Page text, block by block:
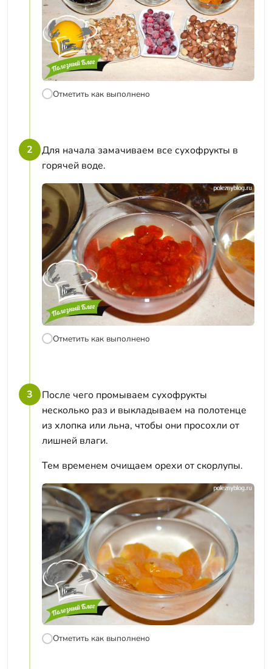
Отметить как выполнено
2
Для начала замачиваем все сухофрукты в
горячей воде.
Отметить как выполнено
3
После чего промываем сухофрукты
несколько раз и выкладываем на полотенце
из хлопка или льна, чтобы они просохли от
лишней влаги.
Тем временем очищаем орехи от скорлупы.
Отметить как выполнено